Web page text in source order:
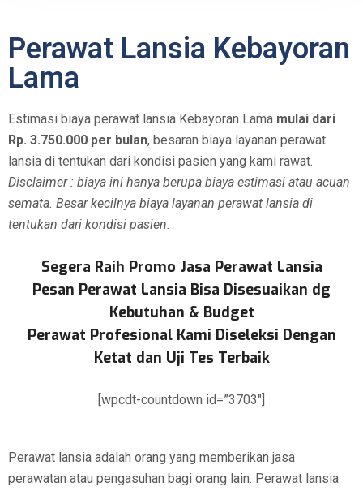
Perawat Lansia Kebayoran
Lama
Estimasi biaya perawat lansia Kebayoran Lama mulai dari
Rp. 3.750.000 per bulan, besaran biaya layanan perawat
lansia di tentukan dari kondisi pasien yang kami rawat.
Disclaimer : biaya ini hanya berupa biaya estimasi atau acuan
semata. Besar kecilnya biaya layanan perawat lansia di
tentukan dari kondisi pasien.
Segera Raih Promo Jasa Perawat Lansia
Pesan Perawat Lansia Bisa Disesuaikan dg
Kebutuhan & Budget
Perawat Profesional Kami Diseleksi Dengan
Ketat dan Uji Tes Terbaik
[wpcdt-countdown id=”3703″]
Perawat lansia adalah orang yang memberikan jasa
perawatan atau pengasuhan bagi orang lain. Perawat lansia